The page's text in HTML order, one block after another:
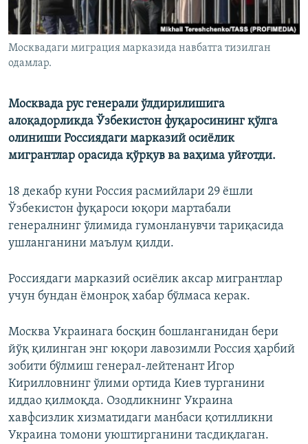
Москвадаги миграция марказида навбатга тизилган
одамлар.
Москвада рус генерали ўлдирилишига
алоқадорликда Ўзбекистон фуқаросининг қўлга
олиниши Россиядаги марказий осиёлик
мигрантлар орасида қўрқув ва ваҳима уйғотди.
18 декабр куни Россия расмийлари 29 ёшли
Ўзбекистон фуқароси юқори мартабали
генералнинг ўлимида гумонланувчи тариқасида
ушланганини маълум қилди.
Россиядаги марказий осиёлик аксар мигрантлар
учун бундан ёмонроқ хабар бўлмаса керак.
Москва Украинага босқин бошланганидан бери
йўқ қилинган энг юқори лавозимли Россия ҳарбий
зобити бўлмиш генерал-лейтенант Игор
Кирилловнинг ўлими ортида Киев турганини
иддао қилмоқда. Озодликнинг Украина
хавфсизлик хизматидаги манбаси қотилликни
Украина томони уюштирганини тасдиқлаган.